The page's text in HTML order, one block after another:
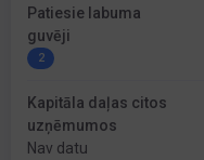
Patiesie labuma
guvēji
2
Kapitāla daļas citos
uzņēmumos
Nav datu